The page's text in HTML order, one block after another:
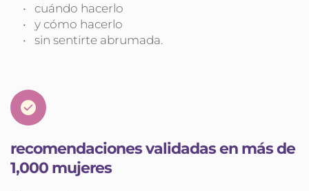
cuándo hacerlo
y cómo hacerlo
sin sentirte abrumada.
recomendaciones validadas en más de
1,000 mujeres